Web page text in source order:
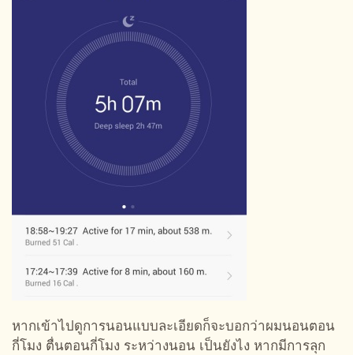
หากเข้าไปดูการนอนแบบละเอียดก็จะบอกว่าผมนอนตอน
กี่โมง ตื่นตอนกี่โมง ระหว่างนอน เป็นยังไง หากมีการลุก